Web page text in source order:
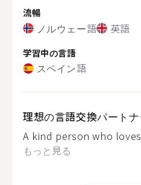
流暢
ノルウェー語 英語
学習中の言語
スペイン語
理想の言語交換パート
A kind person who
もっと見る